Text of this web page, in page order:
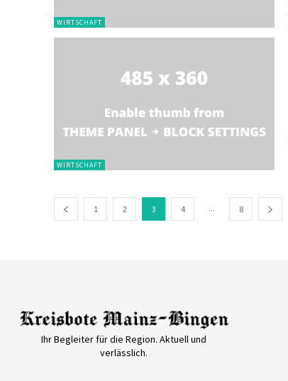
WIRTSCHAFT
WIRTSCHAFT
1 2 3 4 ... 8
Ihr Begleiter für die Region. Aktuell und
verlässlich.